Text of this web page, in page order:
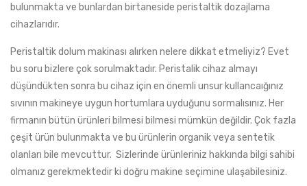
bulunmakta ve bunlardan birtaneside peristaltik dozajlama
cihazlarıdır.
Peristaltik dolum makinası alırken nelere dikkat etmeliyiz? Evet
bu soru bizlere çok sorulmaktadır. Peristalik cihaz almayı
düşündükten sonra bu cihaz için en önemli unsur kullancaığınız
sıvının makineye uygun hortumlara uyduğunu sormalısınız. Her
firmanın bütün ürünleri bilmesi bilmesi mümkün değildir. Çok fazla
çeşit ürün bulunmakta ve bu ürünlerin organik veya sentetik
olanları bile mevcuttur. Sizlerinde ürünleriniz hakkında bilgi sahibi
olmanız gerekmektedir ki doğru makine seçimine ulaşabilesiniz.